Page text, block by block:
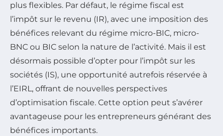
plus flexibles. Par défaut, le régime fiscal est
l’impôt sur le revenu (IR), avec une imposition des
bénéfices relevant du régime micro-BIC, micro-
BNC ou BIC selon la nature de l’activité. Mais il est
désormais possible d’opter pour l’impôt sur les
sociétés (IS), une opportunité autrefois réservée à
l’EIRL, offrant de nouvelles perspectives
d’optimisation fiscale. Cette option peut s’avérer
avantageuse pour les entrepreneurs générant des
bénéfices importants.